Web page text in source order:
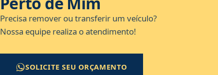
Precisa remover ou transferir um veículo?
Nossa equipe realiza o atendimento!
SOLICITE SEU ORÇAMENTO